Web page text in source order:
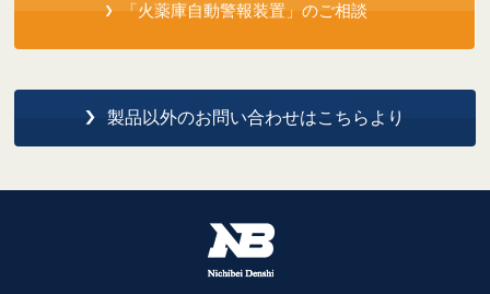
「火薬庫自動警報装置」のご相談
製品以外のお問い合わせはこちらより